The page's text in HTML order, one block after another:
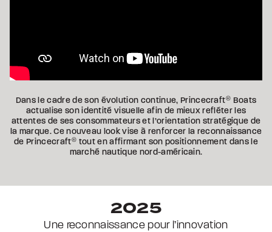
Dans le cadre de son évolution continue, Princecraft® Boats
actualise son identité visuelle afin de mieux refléter les
attentes de ses consommateurs et l’orientation stratégique de
la marque. Ce nouveau look vise à renforcer la reconnaissance
de Princecraft® tout en affirmant son positionnement dans le
marché nautique nord-américain.
2025
Une reconnaissance pour l’innovation